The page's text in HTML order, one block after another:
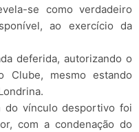
se como verdadeiro
ao exercício da
deferida, autorizando o
mesmo estando
do vínculo desportivo foi
com a condenação do